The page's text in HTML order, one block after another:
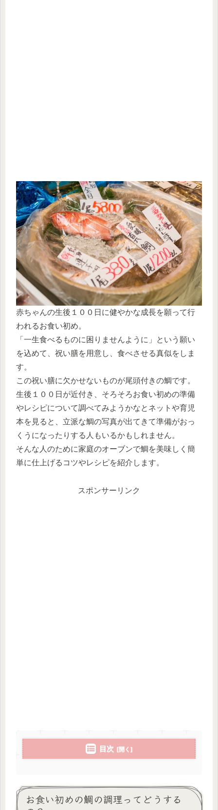
赤ちゃんの生後１００日に健やかな成長を願って行
われるお食い初め。
「一生食べるものに困りませんように」という願い
を込めて、祝い膳を用意し、食べさせる真似をしま
す。
この祝い膳に欠かせないものが尾頭付きの鯛です。
生後１００日が近付き、そろそろお食い初めの準備
やレシピについて調べてみようかなとネットや育児
本を見ると、立派な鯛の写真が出てきて準備がおっ
くうになったりする人もいるかもしれません。
そんな人のために家庭のオーブンで鯛を美味しく簡
単に仕上げるコツやレシピを紹介します。
スポンサーリンク
目次
お食い初めの鯛の調理ってどうする